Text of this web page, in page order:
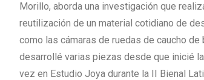
Morillo, aborda una investigación que
reutilización de un material cotidiano de
como las cámaras de ruedas de caucho
desarrollé varias piezas desde que inicié
vez en Estudio Joya durante la II Bienal